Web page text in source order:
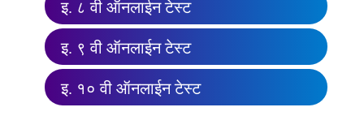
इ. ८ वी ऑनलाईन टेस्ट
इ. ९ वी ऑनलाईन टेस्ट
इ. १० वी ऑनलाईन टेस्ट